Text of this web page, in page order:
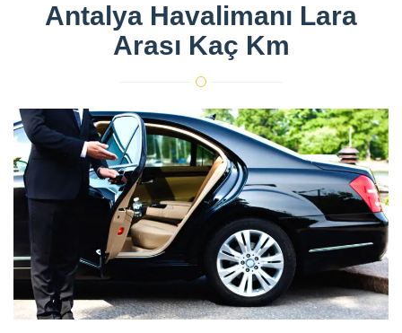
Antalya Havalimanı Lara
Arası Kaç Km